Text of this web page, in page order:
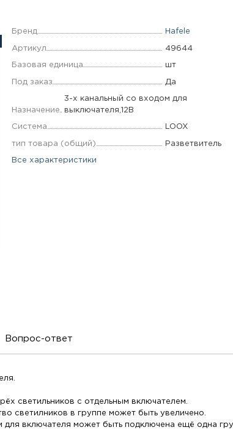
Бренд Hafele
Артикул 49644
Базовая единица шт
Под заказ Да
Назначение
3-х канальный со входом для
выключателя,12В
Система LOOX
тип товара (общий) Разветвитель
Все характеристики
Вопрос-ответ
светильников с отдельным включателем.
светилников в группе может быть увеличено.
для включателя может быть подключена ещё одна